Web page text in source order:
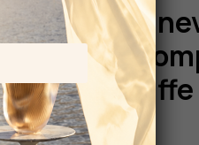
Kuuest erinevast pokaalist
koosnev
Empoli
845,00€